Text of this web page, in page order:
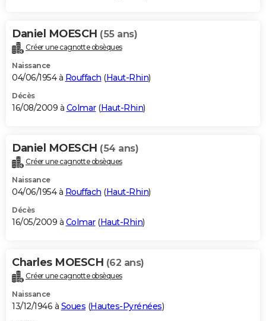
Daniel MOESCH (55 ans)
Créer une cagnotte obsèques
Naissance
04/06/1954 à Rouffach (Haut-Rhin)
Décès
16/08/2009 à Colmar(Haut-Rhin)
Daniel MOESCH (54 ans)
Créer une cagnotte obsèques
Naissance
04/06/1954 à Rouffach (Haut-Rhin)
Décès
16/05/2009 à Colmar(Haut-Rhin)
Charles MOESCH (62 ans)
Créer une cagnotte obsèques
Naissance
13/12/1946 à Soues (Hautes-Pyrénées)